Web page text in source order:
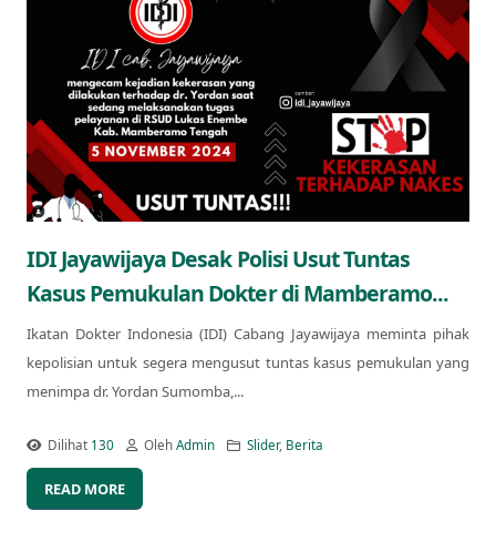
IDI Jayawijaya Desak Polisi Usut Tuntas
Kasus Pemukulan Dokter di Mamberamo...
Ikatan Dokter Indonesia (IDI) Cabang Jayawijaya meminta pihak
kepolisian untuk segera mengusut tuntas kasus pemukulan yang
menimpa dr. Yordan Sumomba,...
Dilihat 130 OlehAdmin Slider, Berita
READ MORE